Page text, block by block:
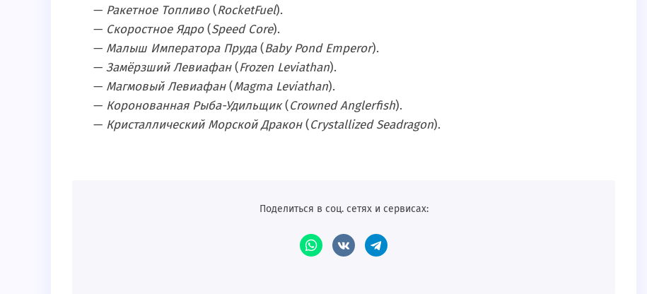
— Ракетное Топливо(RocketFuel).
— Скоростное Ядро(Speed Core).
— Малыш Императора Пруда(Baby Pond Emperor).
— Замёрзший Левиафан(Frozen Leviathan).
— Магмовый Левиафан(Magma Leviathan).
— Коронованная Рыба-Удильщик(Crowned Anglerfish).
— Кристаллический Морской Дракон(Crystallized Seadragon).
Поделиться в соц. сетях и сервисах: